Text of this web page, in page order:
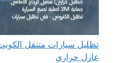
عازل حراري